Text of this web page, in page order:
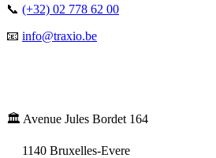
📞 (+32) 02 778 62 00
📧 info@traxio.be
🏛️ Avenue Jules Bordet 164
1140 Bruxelles-Evere